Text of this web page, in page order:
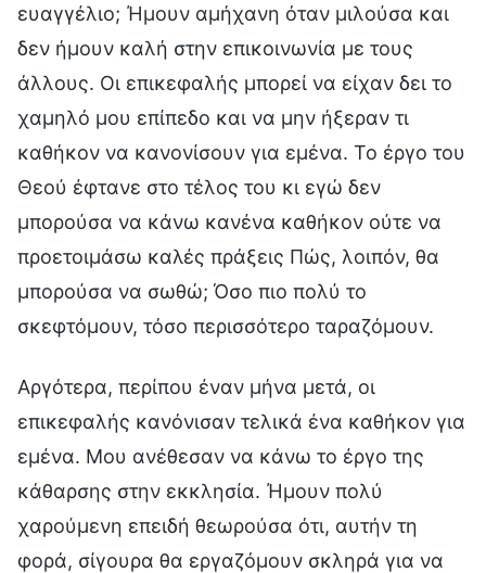
ευαγγέλιο; Ήμουν αμήχανη όταν μιλούσα και
δεν ήμουν καλή στην επικοινωνία με τους
άλλους. Οι επικεφαλής μπορεί να είχαν δει το
χαμηλό μου επίπεδο και να μην ήξεραν τι
καθήκον να κανονίσουν για εμένα. Το έργο του
Θεού έφτανε στο τέλος του κι εγώ δεν
μπορούσα να κάνω κανένα καθήκον ούτε να
προετοιμάσω καλές πράξεις Πώς, λοιπόν, θα
μπορούσα να σωθώ; Όσο πιο πολύ το
σκεφτόμουν, τόσο περισσότερο ταραζόμουν.
Αργότερα, περίπου έναν μήνα μετά, οι
επικεφαλής κανόνισαν τελικά ένα καθήκον για
εμένα. Μου ανέθεσαν να κάνω το έργο της
κάθαρσης στην εκκλησία. Ήμουν πολύ
χαρούμενη επειδή θεωρούσα ότι, αυτήν τη
φορά, σίγουρα θα εργαζόμουν σκληρά για να